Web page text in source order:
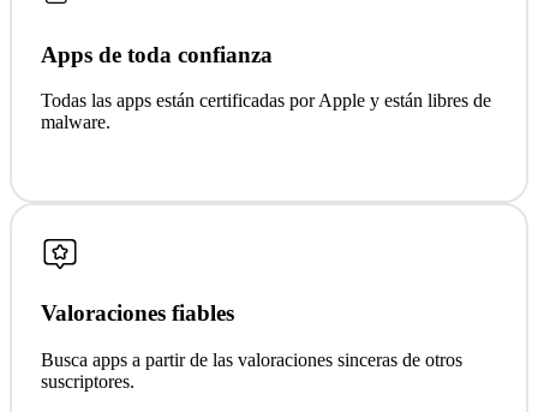
Apps de toda confianza
Todas las apps están certificadas por Apple y están libres de
malware.
Valoraciones fiables
Busca apps a partir de las valoraciones sinceras de otros
suscriptores.